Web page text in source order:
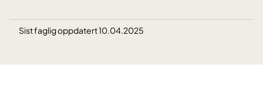
Sist faglig oppdatert 10.04.2025